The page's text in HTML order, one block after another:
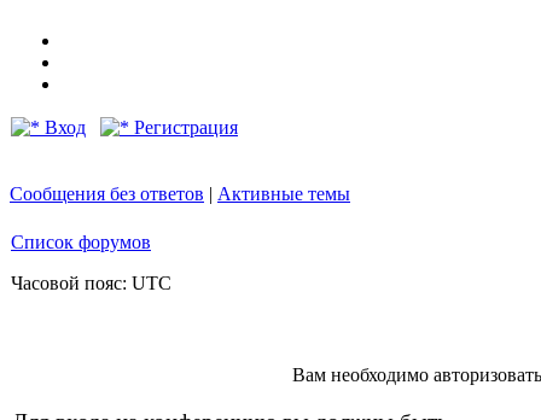
Вход Регистрация
Сообщения без ответов | Активные темы
Список форумов
Часовой пояс: UTC
Вам необходимо